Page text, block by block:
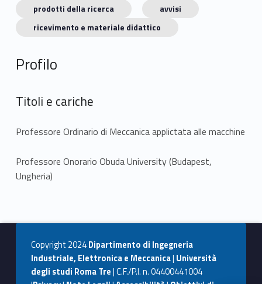
prodotti della ricerca
avvisi
ricevimento e materiale didattico
Profilo
Titoli e cariche
Professore Ordinario di Meccanica applictata alle macchine
Professore Onorario Obuda University (Budapest,
Ungheria)
Copyright 2024Dipartimento di Ingegneria
Industriale, Elettronica e Meccanica| Università
degli studi Roma Tre| C.F./P.I. n. 04400441004